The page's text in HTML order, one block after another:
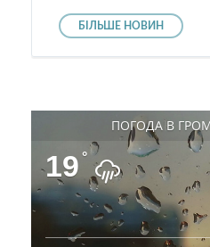
БІЛЬШЕ НОВИН
ПОГОДА В
19 °